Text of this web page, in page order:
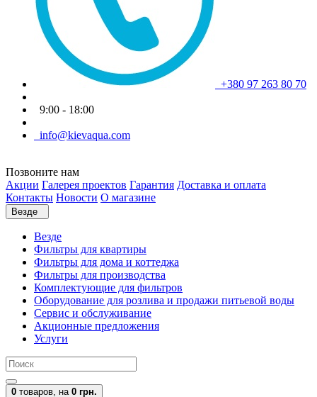
+380 97 263 80 70
9:00 - 18:00
info@kievaqua.com
Позвоните нам
Акции Галерея проектов Гарантия Доставка и оплата
Контакты Новости О магазине
Везде
Везде
Фильтры для квартиры
Фильтры для дома и коттеджа
Фильтры для производства
Комплектующие для фильтров
Оборудование для розлива и продажи питьевой воды
Сервис и обслуживание
Акционные предложения
Услуги
0 товаров, на 0 грн.